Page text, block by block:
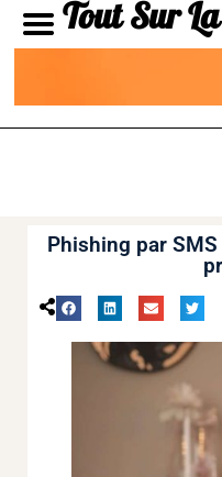
Tout Sur
Phishing par SMS